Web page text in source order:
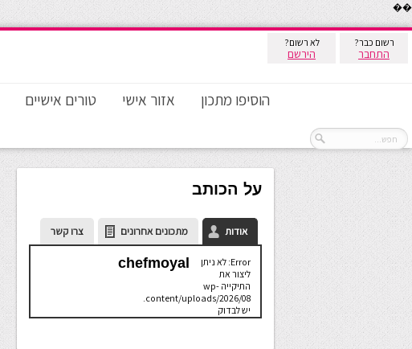
��
רשום כבר?
התחבר
לא רשום?
הירשם
הוסיפו מתכון אזור אישי טורים אישיים
על הכותב
אודות מתכונים אחרונים צרו קשר
Error: לא ניתן
ליצור את
התיקייה wp-
content/uploads/2026/08.
יש לבדוק
שתיקיית האב
chefmoyal